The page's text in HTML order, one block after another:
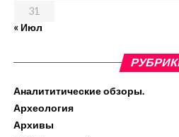
31
« Июл
Аналититические обзоры.
Археология
Архивы